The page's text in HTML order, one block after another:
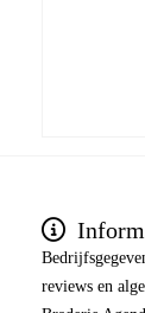
reviews en